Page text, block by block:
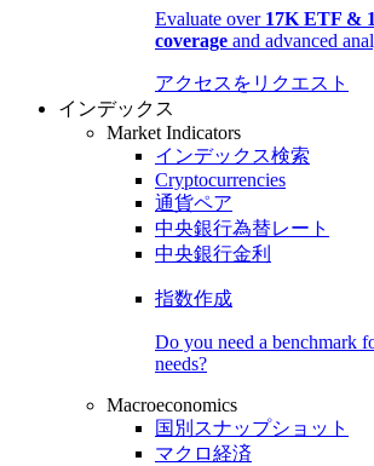
Evaluate over 17K ETF &
coverage and advanced
アクセスをリクエスト
インデックス
Market Indicators
インデックス検索
Cryptocurrencies
通貨ペア
中央銀行為替レート
中央銀行金利
指数作成
Do you need a benchmark
needs?
Macroeconomics
国別スナップショット
マクロ経済